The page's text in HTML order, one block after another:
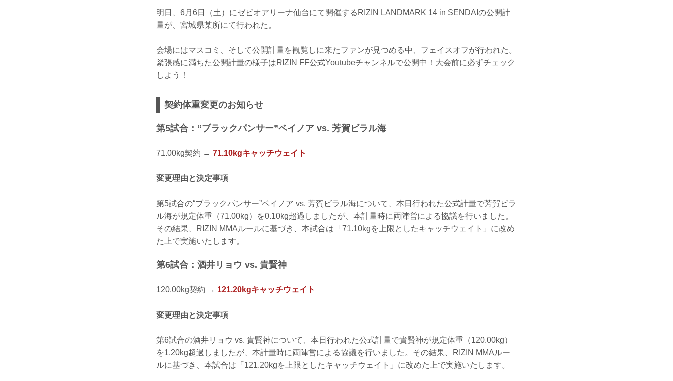
明日、6月6日（土）にゼビオアリーナ仙台にて開催するRIZIN LANDMARK 14 in SENDAIの公開計
量が、宮城県某所にて行われた。
会場にはマスコミ、そして公開計量を観覧しに来たファンが見つめる中、フェイスオフが行われた。
緊張感に満ちた公開計量の様子はRIZIN FF公式Youtubeチャンネルで公開中！大会前に必ずチェック
しよう！
契約体重変更のお知らせ
第5試合：“ブラックパンサー”ベイノア vs. 芳賀ビラル海
71.00kg契約 → 71.10kgキャッチウェイト
変更理由と決定事項
第5試合の“ブラックパンサー”ベイノア vs. 芳賀ビラル海について、本日行われた公式計量で芳賀ビラ
ル海が規定体重（71.00kg）を0.10kg超過しましたが、本計量時に両陣営による協議を行いました。
その結果、RIZIN MMAルールに基づき、本試合は「71.10kgを上限としたキャッチウェイト」に改め
た上で実施いたします。
第6試合：酒井リョウ vs. 貴賢神
120.00kg契約 → 121.20kgキャッチウェイト
変更理由と決定事項
第6試合の酒井リョウ vs. 貴賢神について、本日行われた公式計量で貴賢神が規定体重（120.00kg）
を1.20kg超過しましたが、本計量時に両陣営による協議を行いました。その結果、RIZIN MMAルー
ルに基づき、本試合は「121.20kgを上限としたキャッチウェイト」に改めた上で実施いたします。